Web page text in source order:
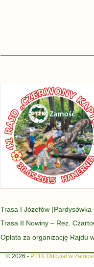
Trasa I Józefów
Trasa II Nowiny – Rez.
Opłata za organizację Rajdu
© 2026 - PTTK Oddział w